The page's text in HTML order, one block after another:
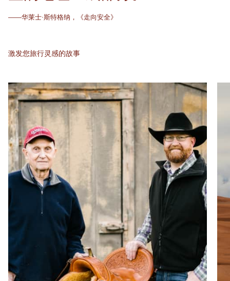
——华莱士·斯特格纳，《走向安全》
激发您旅行灵感的故事